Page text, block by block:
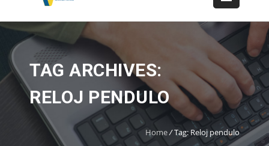
TAG ARCHIVES:
RELOJ PENDULO
Home/Tag: Reloj pendulo